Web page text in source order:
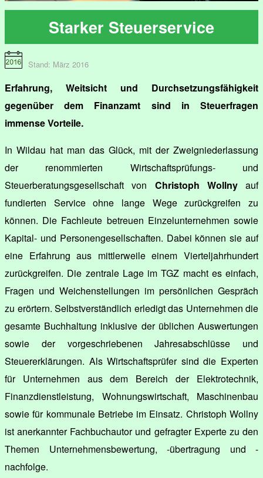
Starker Steuerservice
Stand: März 2016
Erfahrung, Weitsicht und Durchsetzungsfähigkeit
gegenüber dem Finanzamt sind in Steuerfragen
immense Vorteile.
In Wildau hat man das Glück, mit der Zweigniederlassung
der renommierten Wirtschaftsprüfungs- und
Steuerberatungsgesellschaft von Christoph Wollnyauf
fundierten Service ohne lange Wege zurückgreifen zu
können. Die Fachleute betreuen Einzelunternehmen sowie
Kapital- und Personengesellschaften. Dabei können sie auf
eine Erfahrung aus mittlerweile einem Vierteljahrhundert
zurückgreifen. Die zentrale Lage im TGZ macht es einfach,
Fragen und Weichenstellungen im persönlichen Gespräch
zu erörtern. Selbstverständlich erledigt das Unternehmen die
gesamte Buchhaltung inklusive der üblichen Auswertungen
sowie der vorgeschriebenen Jahresabschlüsse und
Steuererklärungen. Als Wirtschaftsprüfer sind die Experten
für Unternehmen aus dem Bereich der Elektrotechnik,
Finanzdienstleistung, Wohnungswirtschaft, Maschinenbau
sowie für kommunale Betriebe im Einsatz. Christoph Wollny
ist anerkannter Fachbuchautor und gefragter Experte zu den
Themen Unternehmensbewertung, -übertragung und -
nachfolge.